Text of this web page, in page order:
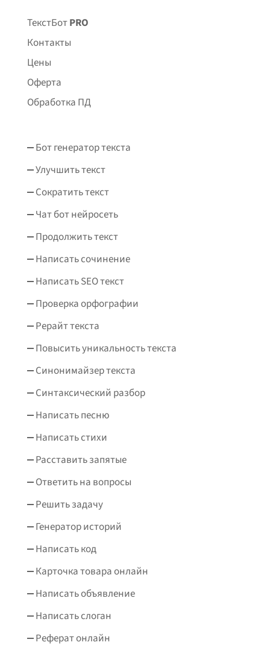
ТекстБотPRO
Контакты
Цены
Оферта
Обработка ПД
Бот генератор текста
Улучшить текст
Сократить текст
Чат бот нейросеть
Продолжить текст
Написать сочинение
Написать SEO текст
Проверка орфографии
Рерайт текста
Повысить уникальность текста
Синонимайзер текста
Синтаксический разбор
Написать песню
Написать стихи
Расставить запятые
Ответить на вопросы
Решить задачу
Генератор историй
Написать код
Карточка товара онлайн
Написать объявление
Написать слоган
Реферат онлайн